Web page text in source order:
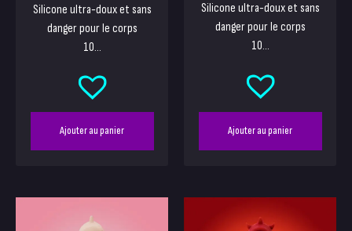
Silicone ultra-doux et sans
danger pour le corps
10...
Ajouter au panier
Silicone ultra-doux et sans
danger pour le corps
10...
Ajouter au panier